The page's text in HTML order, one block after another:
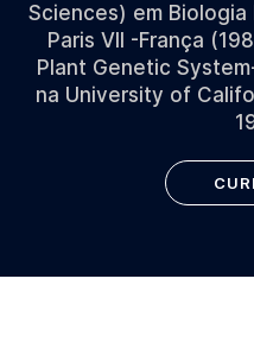
Sciences) em
Paris VII -França
Plant Genetic
na University of